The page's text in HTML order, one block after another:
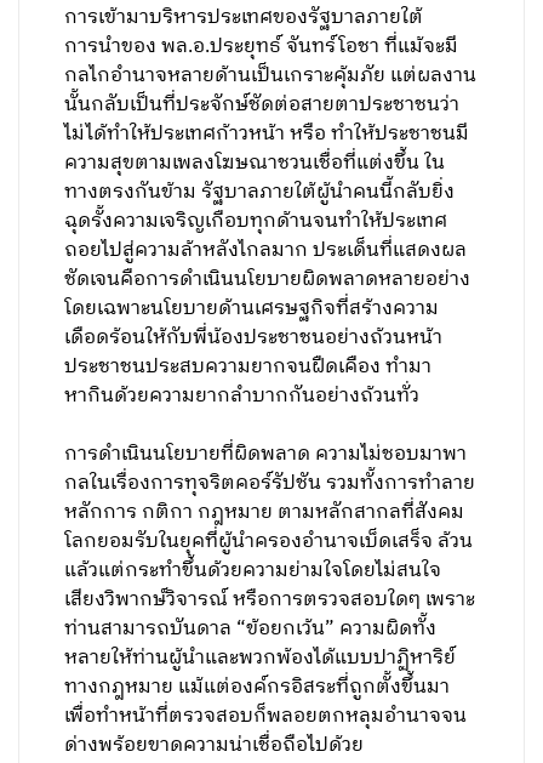
การเข้ามาบริหารประเทศของรัฐบาลภายใต้
การนำของ พล.อ.ประยุทธ์ จันทร์โอชา ที่แม้จะมี
กลไกอำนาจหลายด้านเป็นเกราะคุ้มภัย แต่ผลงาน
นั้นกลับเป็นที่ประจักษ์ชัดต่อสายตาประชาชนว่า
ไม่ได้ทำให้ประเทศก้าวหน้า หรือ ทำให้ประชาชนมี
ความสุขตามเพลงโฆษณาชวนเชื่อที่แต่งขึ้น ใน
ทางตรงกันข้าม รัฐบาลภายใต้ผู้นำคนนี้กลับยิ่ง
ฉุดรั้งความเจริญเกือบทุกด้านจนทำให้ประเทศ
ถอยไปสู่ความล้าหลังไกลมาก ประเด็นที่แสดงผล
ชัดเจนคือการดำเนินนโยบายผิดพลาดหลายอย่าง
โดยเฉพาะนโยบายด้านเศรษฐกิจที่สร้างความ
เดือดร้อนให้กับพี่น้องประชาชนอย่างถ้วนหน้า
ประชาชนประสบความยากจนฝืดเคือง ทำมา
หากินด้วยความยากลำบากกันอย่างถ้วนทั่ว
การดำเนินนโยบายที่ผิดพลาด ความไม่ชอบมาพา
กลในเรื่องการทุจริตคอร์รัปชัน รวมทั้งการทำลาย
หลักการ กติกา กฎหมาย ตามหลักสากลที่สังคม
โลกยอมรับในยุคที่ผู้นำครองอำนาจเบ็ดเสร็จ ล้วน
แล้วแต่กระทำขึ้นด้วยความย่ามใจโดยไม่สนใจ
เสียงวิพากษ์วิจารณ์ หรือการตรวจสอบใดๆ เพราะ
ท่านสามารถบันดาล “ข้อยกเว้น” ความผิดทั้ง
หลายให้ท่านผู้นำและพวกพ้องได้แบบปาฏิหาริย์
ทางกฎหมาย แม้แต่องค์กรอิสระที่ถูกตั้งขึ้นมา
เพื่อทำหน้าที่ตรวจสอบก็พลอยตกหลุมอำนาจจน
ด่างพร้อยขาดความน่าเชื่อถือไปด้วย